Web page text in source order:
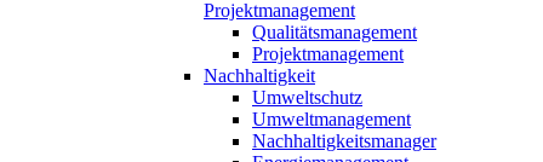
Projektmanagement
Qualitätsmanagement
Projektmanagement
Nachhaltigkeit
Umweltschutz
Umweltmanagement
Nachhaltigkeitsmanager